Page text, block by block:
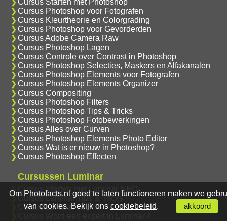
Cursus Photoshop voor Fotografen
Cursus Kleurtheorie en Colorgrading
Cursus Photoshop voor Gevorderden
Cursus Adobe Camera Raw
Cursus Photoshop Lagen
Cursus Controle over Contrast in Photoshop
Cursus Photoshop Selecties, Maskers en Alfakanalen
Cursus Photoshop Elements voor Fotografen
Cursus Photoshop Elements Organizer
Cursus Compositing
Cursus Photoshop Filters
Cursus Photoshop Tips & Tricks
Cursus Photoshop Fotobewerkingen
Cursus Alles over Curven
Cursus Photoshop Elements Photo Editor
Cursus Wat is er nieuw in Photoshop?
Cursus Photoshop Effecten
Cursussen Luminar
Cursus Starten met Luminar NEO
Cursus Luminar Tips & Tricks
Cursus Luminar AI
Om Photofacts.nl goed te laten functioneren maken we
van cookies. Bekijk ons cookiebeleid. akkoord